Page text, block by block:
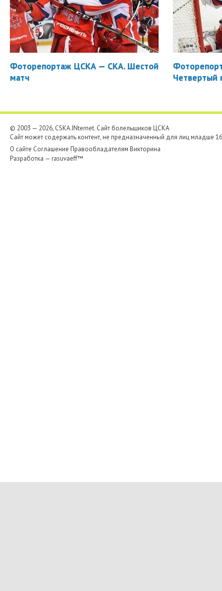
Фоторепортаж ЦСКА — СКА. Шестой
матч
Четвертый
© 2003 — 2026, CSKA.INternet. Cайт болельщиков ЦСКА
Сайт может содержать контент, не предназначенный для лиц младше
О сайте Соглашение Правообладателям Викторина
Разработка — rasuvaeff™